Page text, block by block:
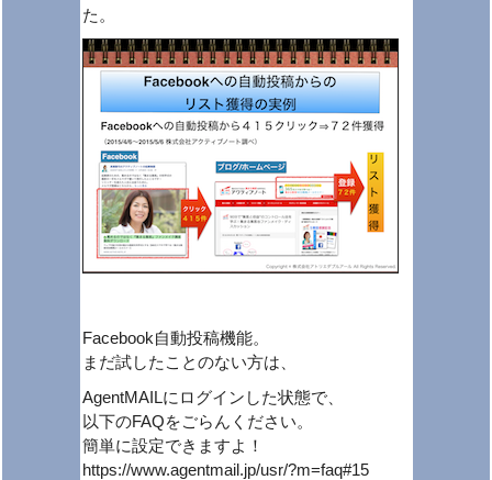
た。
Facebook自動投稿機能。
まだ試したことのない方は、
AgentMAILにログインした状態で、
以下のFAQをごらんください。
簡単に設定できますよ！
https://www.agentmail.jp/usr/?m=faq#15